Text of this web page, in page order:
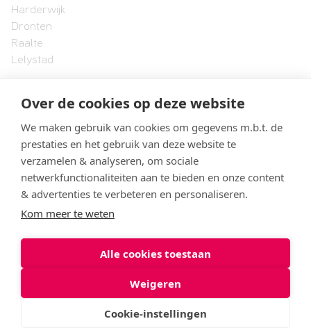
Over de cookies op deze website
We maken gebruik van cookies om gegevens m.b.t. de
prestaties en het gebruik van deze website te
verzamelen & analyseren, om sociale
netwerkfunctionaliteiten aan te bieden en onze content
& advertenties te verbeteren en personaliseren.
Kom meer te weten
Alle cookies toestaan
Weigeren
Cookie-instellingen
Harderwijk
Dronten
Raalte
Lelystad
Landstede MBO
Formele documenten en protocollen
Vacatures
Klachtenbehandeling
© 2026 Landstede MBO